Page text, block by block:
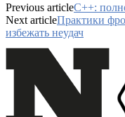
Previous articleC++:
Next articleПрактики
избежать неудач